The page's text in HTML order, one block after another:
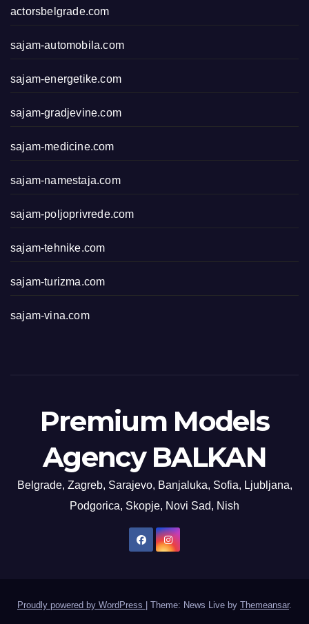
actorsbelgrade.com
sajam-automobila.com
sajam-energetike.com
sajam-gradjevine.com
sajam-medicine.com
sajam-namestaja.com
sajam-poljoprivrede.com
sajam-tehnike.com
sajam-turizma.com
sajam-vina.com
Premium Models
Agency BALKAN
Belgrade, Zagreb, Sarajevo, Banjaluka, Sofia, Ljubljana,
Podgorica, Skopje, Novi Sad, Nish
Proudly powered by WordPress Theme: News Live by Themeansar.